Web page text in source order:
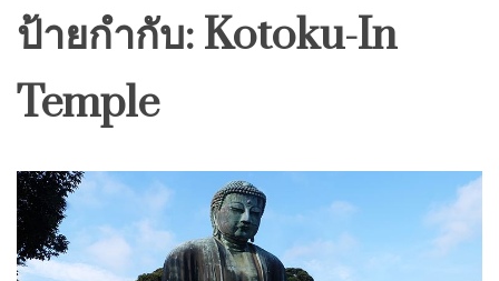
ป้ายกำกับ: Kotoku-In
Temple